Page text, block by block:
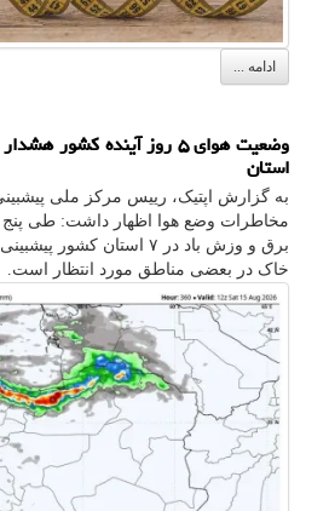
ادامه ...
استان
به گزارش اپتیک، رییس مرکز ملی
مخاطرات وضع هوا اظهار داشت: طی پنج
برق و وزش باد در ۷ استان
خاک در بعضی مناطق مورد انتظار است.